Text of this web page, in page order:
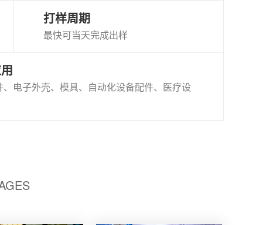
打样周期
最快可当天完成出样
、电子外壳、模具、自动化设备配件、医疗设